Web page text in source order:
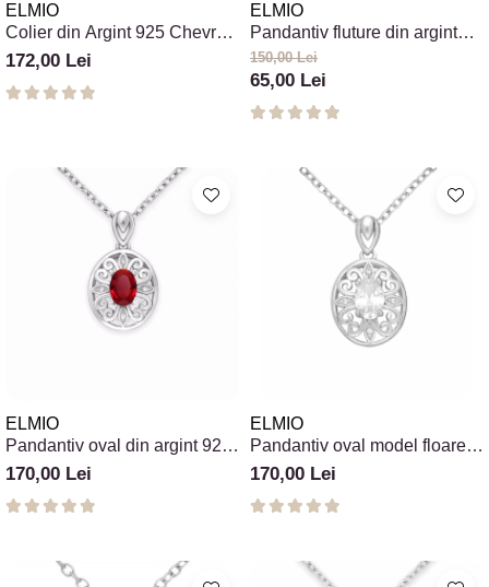
Lantisoare
Bratari de Glezna
Bratari cu Pietre
VEZI TOATE BIJUTERIILE ELMIO
Colectia „ Bijuterii cu Email ”
Vezi toate
Cadouri Craciun
Cadouri de Lux
Cadouri Corporate
ELMIO
Colier din Argint 925 Chevron
Geometric
172,00 Lei
ELMIO
Pandantiv fluture din argint
925 cu abalone verde
150,00 Lei
65,00 Lei
ELMIO
Pandantiv oval din argint 925
floare tropicală cu piatră roșie
170,00 Lei
ELMIO
Pandantiv oval model floare
tropicală din argint 925 cu
zirconia
170,00 Lei